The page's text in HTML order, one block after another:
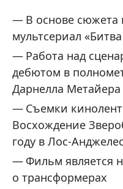
В основе
мультсериал
Работа над
дебютом в
Дарнелла
Съемки
Восхождение
году в Лос-
Фильм является
о трансформерах